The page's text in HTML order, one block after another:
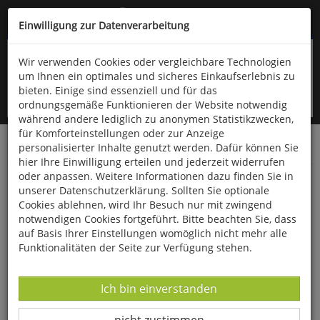
Kompletten Head der Seite überspringen
oder (06766) 9323-960
Startseite Bücher Literatur Belletristik
Magdalas Opfer
Einwilligung zur Datenverarbeitung
Wir verwenden Cookies oder vergleichbare Technologien
um Ihnen ein optimales und sicheres Einkaufserlebnis zu
bieten. Einige sind essenziell und für das
ordnungsgemäße Funktionieren der Website notwendig
während andere lediglich zu anonymen Statistikzwecken,
für Komforteinstellungen oder zur Anzeige
personalisierter Inhalte genutzt werden. Dafür können Sie
hier Ihre Einwilligung erteilen und jederzeit widerrufen
oder anpassen. Weitere Informationen dazu finden Sie in
unserer Datenschutzerklärung. Sollten Sie optionale
Cookies ablehnen, wird Ihr Besuch nur mit zwingend
notwendigen Cookies fortgeführt. Bitte beachten Sie, dass
auf Basis Ihrer Einstellungen womöglich nicht mehr alle
Funktionalitäten der Seite zur Verfügung stehen.
Datenverarbeitung -
Ich bin einverstanden